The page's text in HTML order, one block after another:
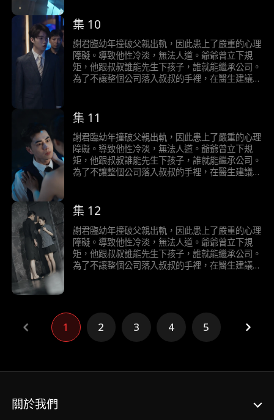
的生理反應，從而展開強勢的追求，二人之間發生
了一系列啼笑皆非的故事。
集 10
謝君臨幼年撞破父親出軌，因此患上了嚴重的心理
障礙。導致他性冷淡，無法人道。爺爺曾立下規
矩，他跟叔叔誰能先生下孩子，誰就能繼承公司。
為了不讓整個公司落入叔叔的手裡，在醫生建議
的生理反應，從而展開強勢的追求，二人之間發生
了一系列啼笑皆非的故事。
集 11
謝君臨幼年撞破父親出軌，因此患上了嚴重的心理
障礙。導致他性冷淡，無法人道。爺爺曾立下規
矩，他跟叔叔誰能先生下孩子，誰就能繼承公司。
為了不讓整個公司落入叔叔的手裡，在醫生建議
的生理反應，從而展開強勢的追求，二人之間發生
了一系列啼笑皆非的故事。
集 12
謝君臨幼年撞破父親出軌，因此患上了嚴重的心理
障礙。導致他性冷淡，無法人道。爺爺曾立下規
矩，他跟叔叔誰能先生下孩子，誰就能繼承公司。
為了不讓整個公司落入叔叔的手裡，在醫生建議
了一系列啼笑皆非的故事。
1 2 3 4 5
關於我們